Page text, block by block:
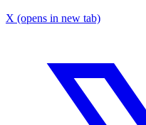
X (opens in new tab)